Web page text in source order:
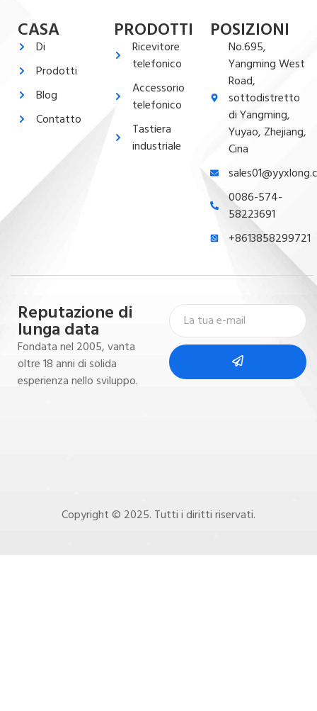
CASA
Di
Prodotti
Blog
Contatto
PRODOTTI
Ricevitore
telefonico
Accessorio
telefonico
Tastiera
industriale
POSIZIONI
No.695,
Yangming West
Road,
sottodistretto
di Yangming,
Yuyao, Zhejiang,
Cina
0086-574-
58223691
+8613858299721
Reputazione di
lunga data
Fondata nel 2005, vanta
oltre 18 anni di solida
esperienza nello sviluppo.
Copyright © 2025. Tutti i diritti riservati.